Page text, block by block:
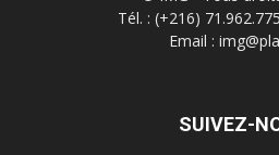
Tél. : (+216)
Email :
SUIVEZ-